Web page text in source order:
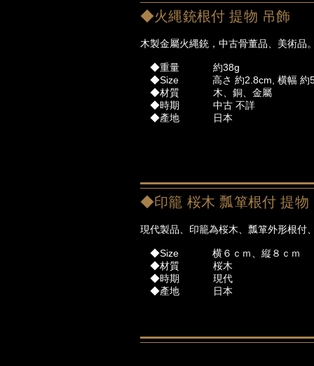
◆火縄銃根付 提物 吊飾
木製金屬火縄銃，中古骨董品、美術品
◆重量 約38g
◆Size 高さ 約2.8cm, 横幅 約
◆材質 木、銅、金屬
◆時期 中古 不詳
◆產地 日本
◆印籠 桜木 瓢箪根付 提物
現代製品、印籠為桜木、瓢箪外形根付
◆Size 横６ｃｍ、縦８ｃｍ
◆材質 桜木
◆時期 現代
◆產地 日本